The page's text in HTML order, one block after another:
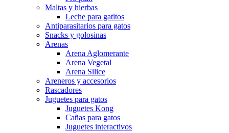
Maltas y hierbas
Leche para gatitos
Antiparasitarios para gatos
Snacks y golosinas
Arenas
Arena Aglomerante
Arena Vegetal
Arena Silice
Areneros y accesorios
Rascadores
Juguetes para gatos
Juguetes Kong
Cañas para gatos
Juguetes interactivos